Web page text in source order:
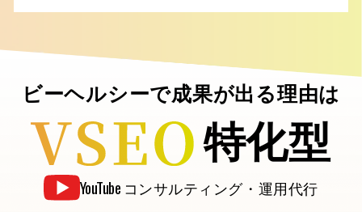
ビーヘルシーで成果が出る理由は
特化型
YouTube コンサルティング・運用代行